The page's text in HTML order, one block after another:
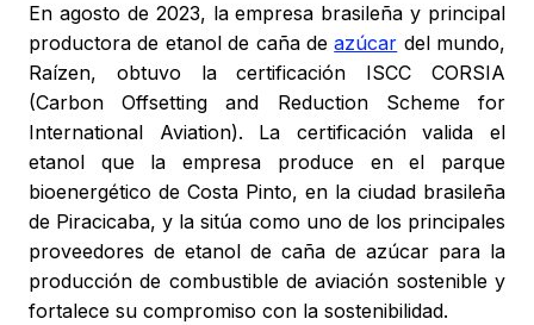
En agosto de 2023, la empresa brasileña y principal
productora de etanol de caña deazúcar del mundo,
Raízen, obtuvo la certificación ISCC CORSIA
(Carbon Offsetting and Reduction Scheme for
International Aviation). La certificación valida el
etanol que la empresa produce en el parque
bioenergético de Costa Pinto, en la ciudad brasileña
de Piracicaba, y la sitúa como uno de los principales
proveedores de etanol de caña de azúcar para la
producción de combustible de aviación sostenible y
fortalece su compromiso con la sostenibilidad.